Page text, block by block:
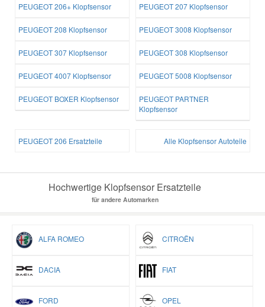
PEUGEOT 206+ Klopfsensor PEUGEOT 207 Klopfsensor
PEUGEOT 208 Klopfsensor PEUGEOT 3008 Klopfsensor
PEUGEOT 307 Klopfsensor PEUGEOT 308 Klopfsensor
PEUGEOT 4007 Klopfsensor PEUGEOT 5008 Klopfsensor
PEUGEOT BOXER Klopfsensor
PEUGEOT PARTNER
Klopfsensor
PEUGEOT 206 Ersatzteile Alle Klopfsensor Autoteile
Hochwertige Klopfsensor Ersatzteile
für andere Automarken
ALFA ROMEO CITROËN
DACIA FIAT
FORD OPEL